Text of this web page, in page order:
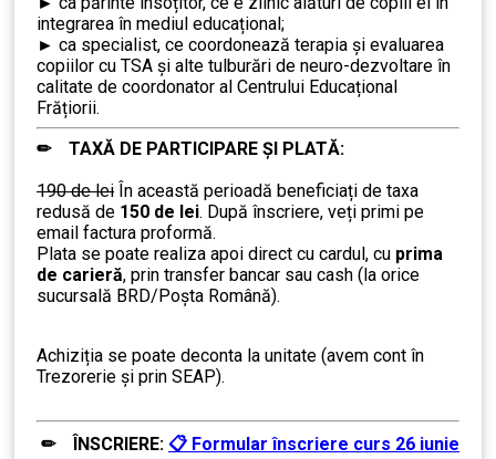
integrarea în mediul educațional;
► ca specialist, ce coordonează terapia și evaluarea
copiilor cu TSA și alte tulburări de neuro-dezvoltare în
calitate de coordonator al Centrului Educațional
Frățiorii.
✏ TAXĂ DE PARTICIPARE ȘI PLATĂ:
190 de lei În această perioadă beneficiați de taxa
redusă de 150 de lei. După înscriere, veți primi pe
email factura proformă.
Plata se poate realiza apoi direct cu cardul, cu prima
de carieră, prin transfer bancar sau cash (la orice
sucursală BRD/Poșta Română).
Achiziția se poate deconta la unitate (avem cont în
Trezorerie și prin SEAP).
✏ ÎNSCRIERE: 📋 Formular înscriere curs 26 iunie